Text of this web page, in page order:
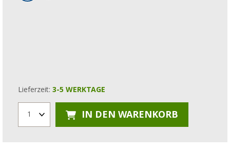
Lieferzeit: 3-5 WERKTAGE
1 IN DEN WARENKORB